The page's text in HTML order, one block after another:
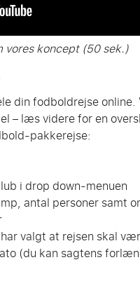
vores koncept (50 sek.)
din fodboldrejse
– læs videre for en
pakkerejse:
i drop down-menuen
antal personer samt
valgt at rejsen skal
(du kan sagtens